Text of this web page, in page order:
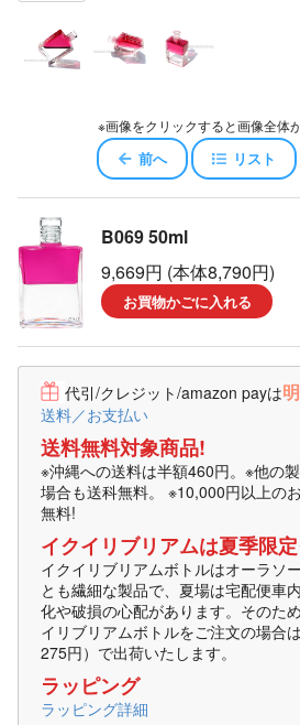
※画像をクリックすると画像全体
前へ リスト
B069 50ml
9,669円 (本体8,790円)
お買物かごに入れる
代引/クレジット/amazon payは
送料／お支払い
送料無料対象商品!
※沖縄への送料は半額460円。※他の
場合も送科無料。 ※10,000円以上の
無料!
イクイリブリアムは夏季限
イクイリブリアムボトルはオーラソ
とも繊細な製品で、夏場は宅配便車
化や破損の心配があります。そのた
イリブリアムボトルをご注文の場合
275円）で出荷いたします。
ラッピング
ラッピング詳細